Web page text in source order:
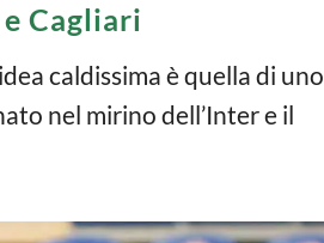
Cagliari
caldissima è quella di uno
nel mirino dell’Inter e il